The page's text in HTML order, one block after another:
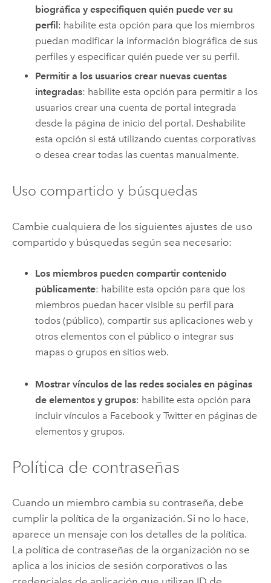
biográfica y especifiquen quién puede ver su
perfil: habilite esta opción para que los miembros
puedan modificar la información biográfica de sus
perfiles y especificar quién puede ver su perfil.
Permitir a los usuarios crear nuevas cuentas
integradas: habilite esta opción para permitir a los
usuarios crear una cuenta de portal integrada
desde la página de inicio del portal. Deshabilite
esta opción si está utilizando cuentas corporativas
o desea crear todas las cuentas manualmente.
Uso compartido y búsquedas
Cambie cualquiera de los siguientes ajustes de uso
compartido y búsquedas según sea necesario:
Los miembros pueden compartir contenido
públicamente: habilite esta opción para que los
miembros puedan hacer visible su perfil para
todos (público), compartir sus aplicaciones web y
otros elementos con el público o integrar sus
mapas o grupos en sitios web.
Mostrar vínculos de las redes sociales en páginas
de elementos y grupos: habilite esta opción para
incluir vínculos a Facebook yTwitter en páginas de
elementos y grupos.
Política de contraseñas
Cuando un miembro cambia su contraseña, debe
cumplir la política de la organización. Si no lo hace,
aparece un mensaje con los detalles de la política.
La política de contraseñas de la organización no se
aplica a los inicios de sesión corporativos o las